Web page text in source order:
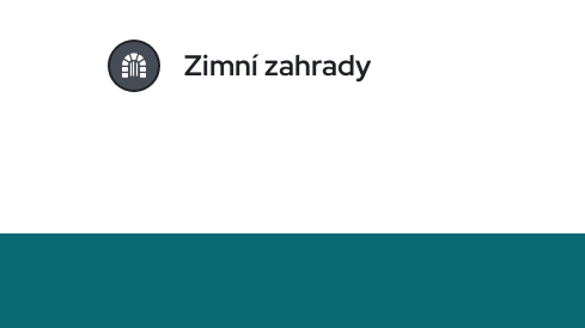
Zimní zahrady